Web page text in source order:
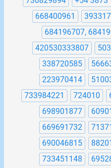
668400961
684196707,
420530333807
338720585
223970414
733984221
724010
698901877
669691732
690046815
733451148